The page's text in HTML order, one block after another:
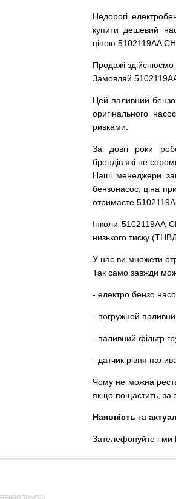
Недорогі
купити
дешевий
ціною 5102119AA
Продажі здійснюємо
Замовляй
Цей паливний
оригінального
ривками
За довгі роки
брендів які не
Наші менеджери
бензонасос ціна при
отримаєте
Інколи 5102119AA
низького тиску (
У нас ви множети
Так само завжди
- електро бензо
- погружной
- паливний фільтр
- датчик рівня
Чому не можна
якщо пощастить, за
Наявність та
Зателефонуйте і ми